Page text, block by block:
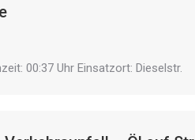
00:37 Uhr Einsatzort: Dieselstr.